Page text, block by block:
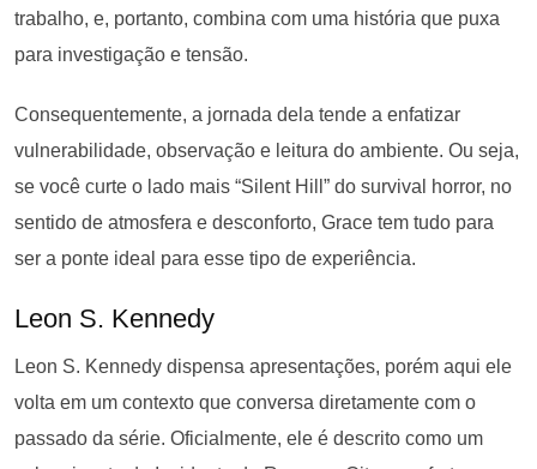
trabalho, e, portanto, combina com uma história que puxa
para investigação e tensão.
Consequentemente, a jornada dela tende a enfatizar
vulnerabilidade, observação e leitura do ambiente. Ou seja,
se você curte o lado mais “Silent Hill” do survival horror, no
sentido de atmosfera e desconforto, Grace tem tudo para
ser a ponte ideal para esse tipo de experiência.
Leon S. Kennedy
Leon S. Kennedy dispensa apresentações, porém aqui ele
volta em um contexto que conversa diretamente com o
passado da série. Oficialmente, ele é descrito como um